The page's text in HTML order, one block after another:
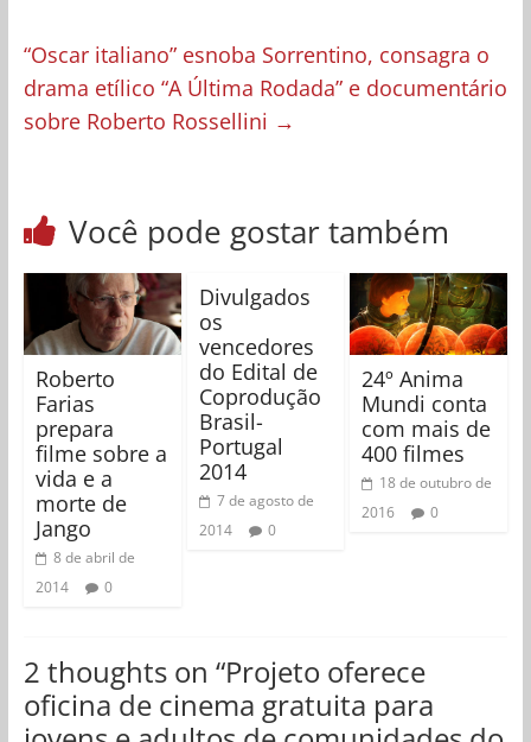
“Oscar italiano” esnoba Sorrentino, consagra o
drama etílico “A Última Rodada” e documentário
sobre Roberto Rossellini →
Você pode gostar também
Roberto
Farias
prepara
filme sobre a
vida e a
morte de
Jango
8 de abril de
2014
0
Divulgados
os
vencedores
do Edital de
Coprodução
Brasil-
Portugal
2014
7 de agosto de
2014
0
24º Anima
Mundi conta
com mais de
400 filmes
18 de outubro de
2016
0
2 thoughts on “Projeto oferece
oficina de cinema gratuita para